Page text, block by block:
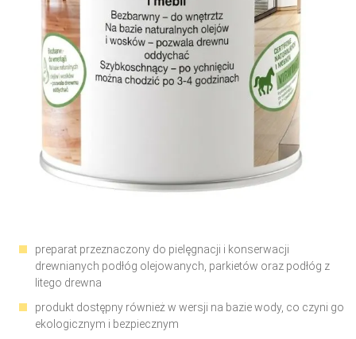
preparat przeznaczony do pielęgnacji i konserwacji
drewnianych podłóg olejowanych, parkietów oraz podłóg z
litego drewna
produkt dostępny również w wersji na bazie wody, co czyni go
ekologicznym i bezpiecznym